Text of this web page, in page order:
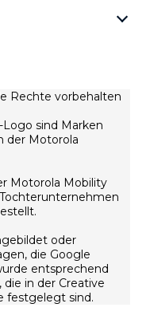
Rechte vorbehalten
Logo sind Marken
der Motorola
Motorola Mobility
oder
die Google
entsprechend
in der Creative
festgelegt sind.